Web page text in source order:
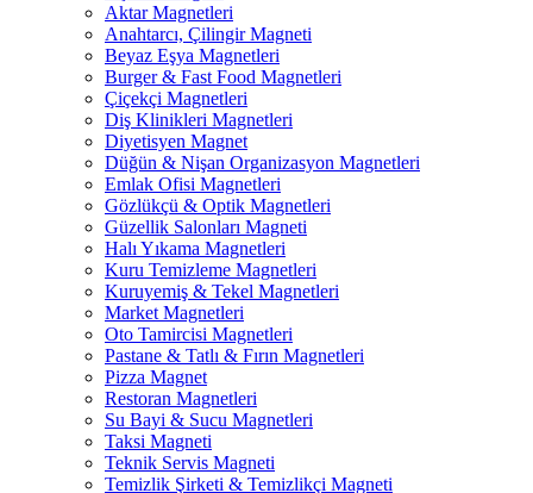
Aktar Magnetleri
Anahtarcı, Çilingir Magneti
Beyaz Eşya Magnetleri
Burger & Fast Food Magnetleri
Çiçekçi Magnetleri
Diş Klinikleri Magnetleri
Diyetisyen Magnet
Düğün & Nişan Organizasyon Magnetleri
Emlak Ofisi Magnetleri
Gözlükçü & Optik Magnetleri
Güzellik Salonları Magneti
Halı Yıkama Magnetleri
Kuru Temizleme Magnetleri
Kuruyemiş & Tekel Magnetleri
Market Magnetleri
Oto Tamircisi Magnetleri
Pastane & Tatlı & Fırın Magnetleri
Pizza Magnet
Restoran Magnetleri
Su Bayi & Sucu Magnetleri
Taksi Magneti
Teknik Servis Magneti
Temizlik Şirketi & Temizlikçi Magneti